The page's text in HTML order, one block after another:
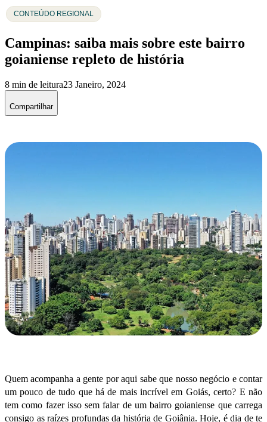
CONTEÚDO REGIONAL
Campinas: saiba mais sobre este bairro
goianiense repleto de história
8 min de leitura23 Janeiro, 2024
Compartilhar
Quem acompanha a gente por aqui sabe que nosso negócio e contar
um pouco de tudo que há de mais incrível em Goiás, certo? E não
tem como fazer isso sem falar de um bairro goianiense que carrega
consigo as raízes profundas da história de Goiânia. Hoje, é dia de te